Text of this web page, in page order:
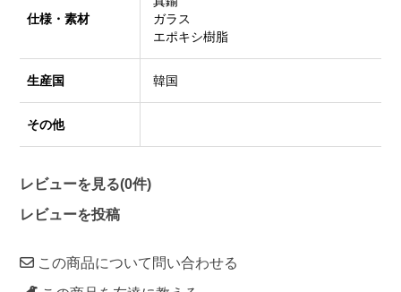
仕様・素材
ガラス
エポキシ樹脂
生産国 韓国
その他
レビューを見る(0件)
レビューを投稿
この商品について問い合わせる